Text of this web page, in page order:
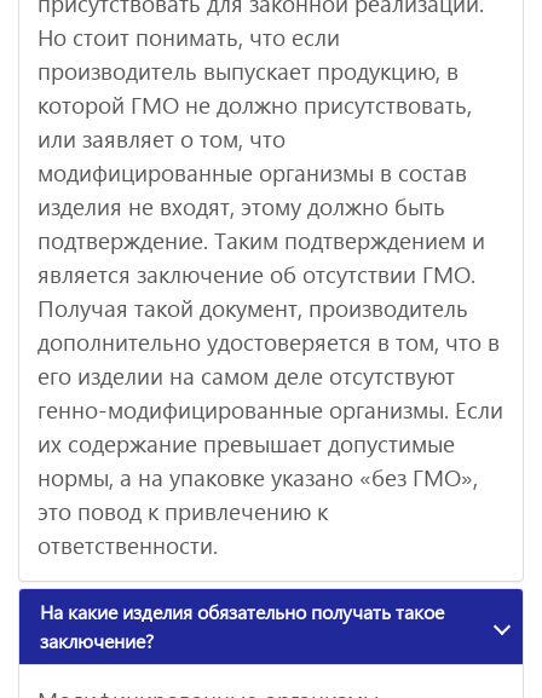
Но стоит понимать, что если
производитель выпускает продукцию, в
которой ГМО не должно присутствовать,
или заявляет о том, что
модифицированные организмы в состав
изделия не входят, этому должно быть
подтверждение. Таким подтверждением и
является заключение об отсутствии ГМО.
Получая такой документ, производитель
дополнительно удостоверяется в том, что в
его изделии на самом деле отсутствуют
генно-модифицированные организмы. Если
их содержание превышает допустимые
нормы, а на упаковке указано «без ГМО»,
это повод к привлечению к
ответственности.
На какие изделия обязательно получать такое
заключение?